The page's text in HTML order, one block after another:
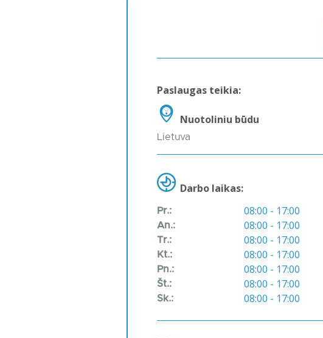
Paslaugas teikia:
Nuotoliniu būdu
Lietuva
Darbo laikas:
Pr.: 08:00 - 17:00
An.: 08:00 - 17:00
Tr.: 08:00 - 17:00
Kt.: 08:00 - 17:00
Pn.: 08:00 - 17:00
Št.: 08:00 - 17:00
Sk.: 08:00 - 17:00